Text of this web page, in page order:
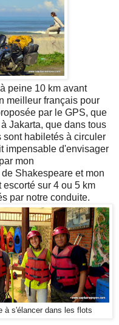
peine 10 km avant
meilleur français pour
par le GPS, que
Jakarta, que dans tous
sont habiletés à circuler
impensable d'envisager
mon
Shakespeare et mon
sur 4 ou 5 km
par notre conduite.
à s'élancer dans les flots